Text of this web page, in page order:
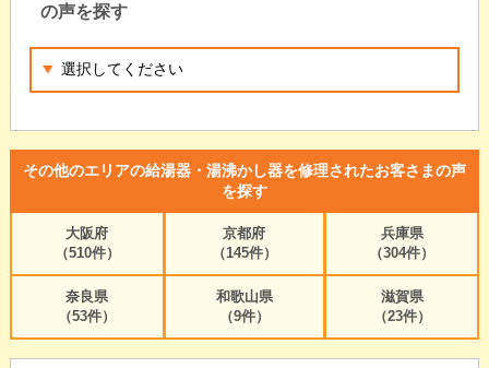
の声を探す
その他のエリアの給湯器・湯沸かし器を修理されたお客さまの声
を探す
大阪府
（510件）
京都府
（145件）
兵庫県
（304件）
奈良県
（53件）
和歌山県
（9件）
滋賀県
（23件）